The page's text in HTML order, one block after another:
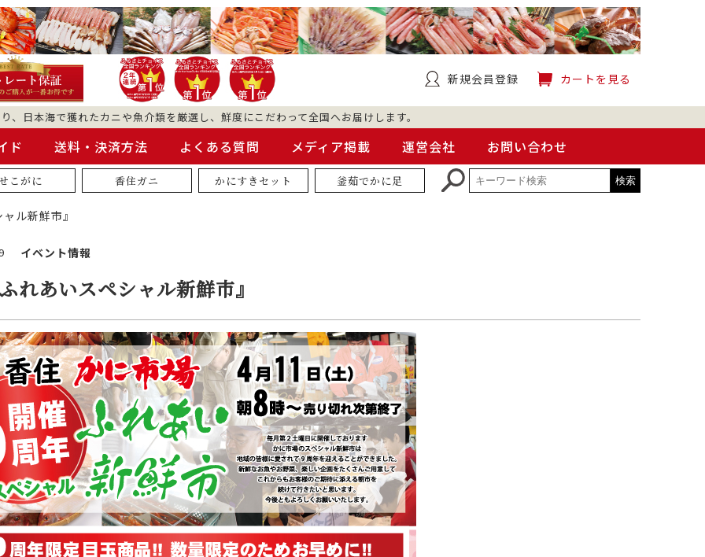
新規会員登録 カートを見る
、日本海で獲れたカニや魚介類を厳選し、鮮度にこだわって全国へお届けします。
ド 送料・決済方法 よくある質問 メディア掲載 運営会社 お問い合わせ
こがに 香住ガニ かにすきセット 釜茹でかに足
ル新鮮市』
イベント情報
れあいスペシャル新鮮市』